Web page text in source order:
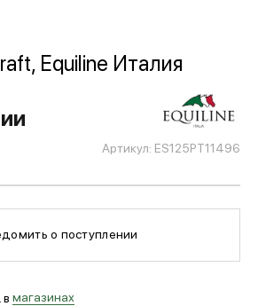
Equiline Италия
Артикул: ES125PT11496
о поступлении
магазинах